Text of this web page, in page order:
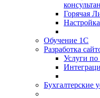
Горячая
Обучение 1С
Разработка
Услуги по
Бухгалтерские